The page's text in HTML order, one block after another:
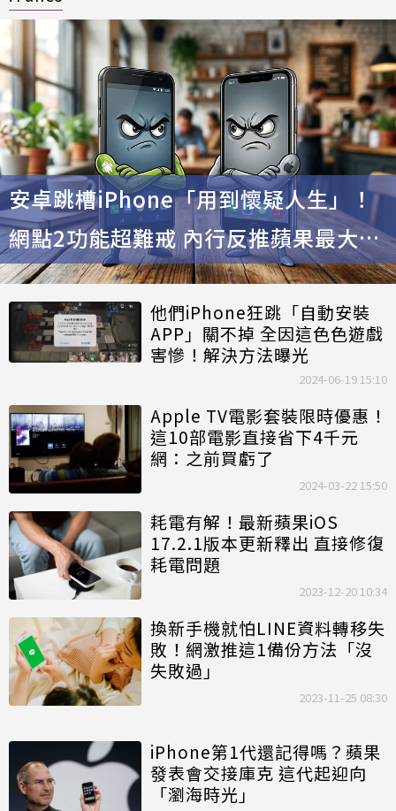
安卓跳槽iPhone「用到懷疑人生」！
網點2功能超難戒 內行反推蘋果最大優
勢
他們iPhone狂跳「自動安裝
APP」關不掉 全因這色色遊戲
害慘！解決方法曝光
2024-06-19 15:10
Apple TV電影套裝限時優惠！
這10部電影直接省下4千元
網：之前買虧了
2024-03-22 15:50
耗電有解！最新蘋果iOS
17.2.1版本更新釋出 直接修復
耗電問題
2023-12-20 10:34
換新手機就怕LINE資料轉移失
敗！網激推這1備份方法「沒
失敗過」
2023-11-25 08:30
iPhone第1代還記得嗎？蘋果
發表會交接庫克 這代起迎向
「瀏海時光」